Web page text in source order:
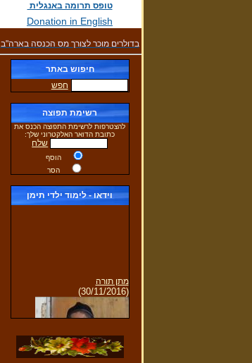
טופס תרומה באנגלית
Donation in English
בדולרים מוכר לצורך מס הכנסה בארה"ב
חיפוש באתר
חפש
רשימת תפוצה
להצטרפות לרשימת התפוצה הכנס את
כתובת הדואר האלקטרוני שלך:
שלח
הוסף
הסר
וידאו - לימוד ילדי תימן
(30/11/2016)